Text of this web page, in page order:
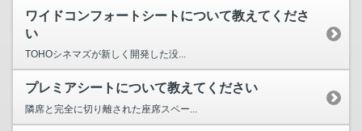
ワイドコンフォートシートについて教えてくださ
い
TOHOシネマズが新しく開発した没...
プレミアシートについて教えてください
隣席と完全に切り離された座席スペー...